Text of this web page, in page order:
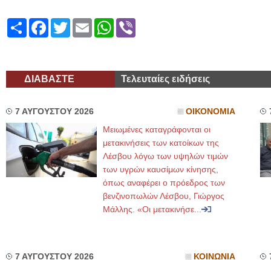
ShareFacebook
TwitterEmailWhatsApp
ΔΙΑΒΑΣΤΕ Τελευταίες ειδήσεις
7 ΑΥΓΟΥΣΤΟΥ 2026 ΟΙΚΟΝΟΜΙΑ
Μειωμένες καταγράφονται οι
μετακινήσεις των κατοίκων της
Λέσβου λόγω των υψηλών τιμών
των υγρών καυσίμων κίνησης,
όπως αναφέρει ο πρόεδρος των
βενζινοπωλών Λέσβου, Γιώργος
Μάλλης. «Οι μετακινήσε...
7 ΑΥΓΟΥΣΤΟΥ 2026 ΚΟΙΝΩΝΙΑ